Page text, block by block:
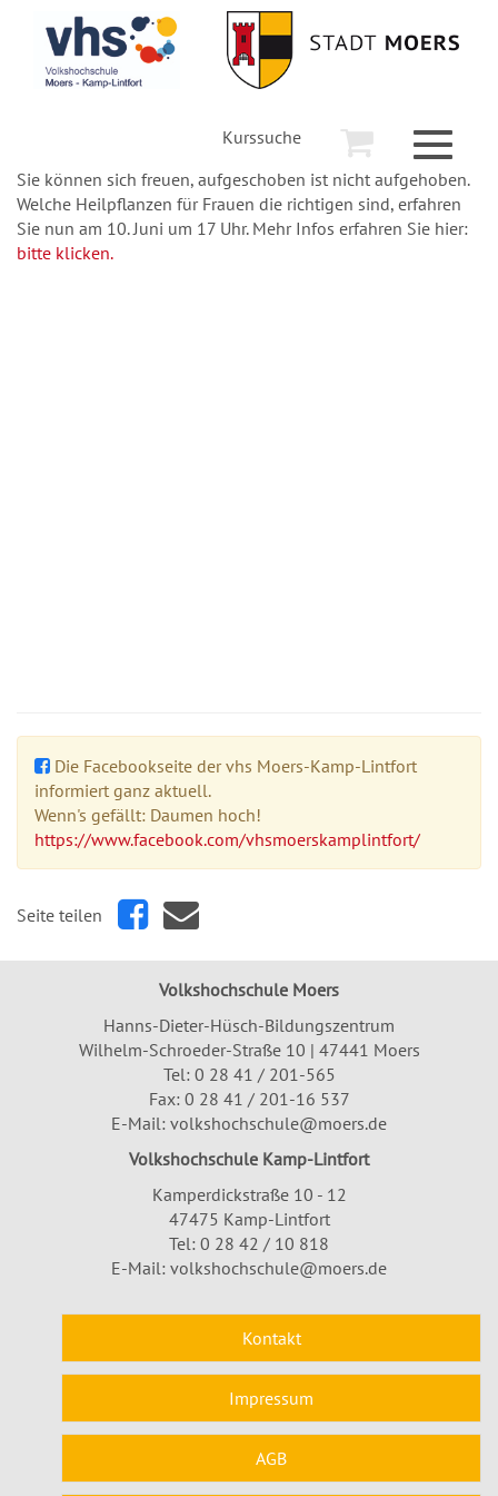
Kurssuche
Toggle
Sie können sich freuen, aufgeschoben ist nicht aufgehoben.
Welche Heilpflanzen für Frauen die richtigen sind, erfahren
Sie nun am 10. Juni um 17 Uhr. Mehr Infos erfahren Sie hier:
bitte klicken.
Die Facebookseite der vhs Moers-Kamp-Lintfort
informiert ganz aktuell.
Wenn's gefällt: Daumen hoch!
https://www.facebook.com/vhsmoerskamplintfort/
Seite teilen
Volkshochschule Moers
Hanns-Dieter-Hüsch-Bildungszentrum
Wilhelm-Schroeder-Straße 10 | 47441 Moers
Tel: 0 28 41 / 201-565
Fax: 0 28 41 / 201-16 537
E-Mail: volkshochschule@moers.de
Volkshochschule Kamp-Lintfort
Kamperdickstraße 10 - 12
47475 Kamp-Lintfort
Tel: 0 28 42 / 10 818
E-Mail: volkshochschule@moers.de
Kontakt
Impressum
AGB